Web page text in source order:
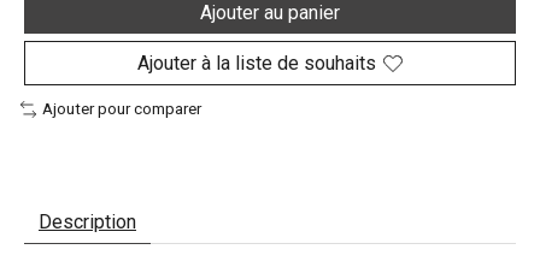
Ajouter au panier
Ajouter à la liste de souhaits
Ajouter pour comparer
Description